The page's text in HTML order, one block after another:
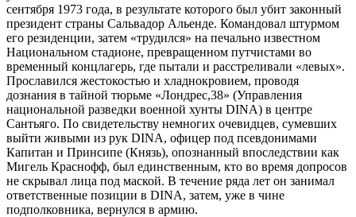
сентября 1973 года, в результате которого был убит законный
президент страны Сальвадор Альенде. Командовал штурмом
его резиденции, затем «трудился» на печально известном
Национальном стадионе, превращенном путчистами во
временный концлагерь, где пытали и расстреливали «левых».
Прославился жестокостью и хладнокровием, проводя
дознания в тайной тюрьме «Лондрес,38» (Управления
национальной разведки военной хунты DINA) в центре
Сантьяго. По свидетельству немногих очевидцев, сумевших
выйти живыми из рук DINA, офицер под псевдонимами
Капитан и Принсипе (Князь), опознанный впоследствии как
Мигель Краснофф, был единственным, кто во время допросов
не скрывал лица под маской. В течение ряда лет он занимал
ответственные позиции в DINA, затем, уже в чине
подполковника, вернулся в армию.